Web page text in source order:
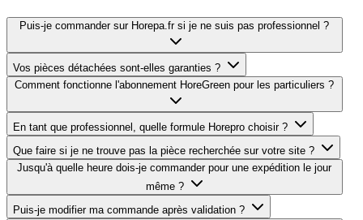
Puis-je commander sur Horepa.fr si je ne suis pas professionnel ?
Vos pièces détachées sont-elles garanties ?
Comment fonctionne l'abonnement HoreGreen pour les particuliers ?
En tant que professionnel, quelle formule Horepro choisir ?
Que faire si je ne trouve pas la pièce recherchée sur votre site ?
Jusqu'à quelle heure dois-je commander pour une expédition le jour
même ?
Puis-je modifier ma commande après validation ?